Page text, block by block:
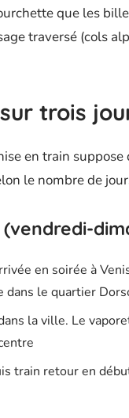
que les
traversé (cols
trois
en train
le nombre de
en soirée à
le quartier
la ville. Le
train retour en